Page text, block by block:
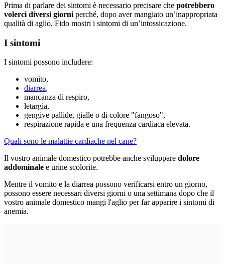
Prima di parlare dei sintomi è necessario precisare che potrebbero
volerci diversi giorni perché, dopo aver mangiato un’inappropriata
qualità di aglio, Fido mostri i sintomi di un’intossicazione.
I sintomi
I sintomi possono includere:
vomito,
diarrea,
mancanza di respiro,
letargia,
gengive pallide, gialle o di colore "fangoso",
respirazione rapida e una frequenza cardiaca elevata.
Quali sono le malattie cardiache nel cane?
Il vostro animale domestico potrebbe anche sviluppare dolore
addominale e urine scolorite.
Mentre il vomito e la diarrea possono verificarsi entro un giorno,
possono essere necessari diversi giorni o una settimana dopo che il
vostro animale domestico mangi l'aglio per far apparire i sintomi di
anemia.